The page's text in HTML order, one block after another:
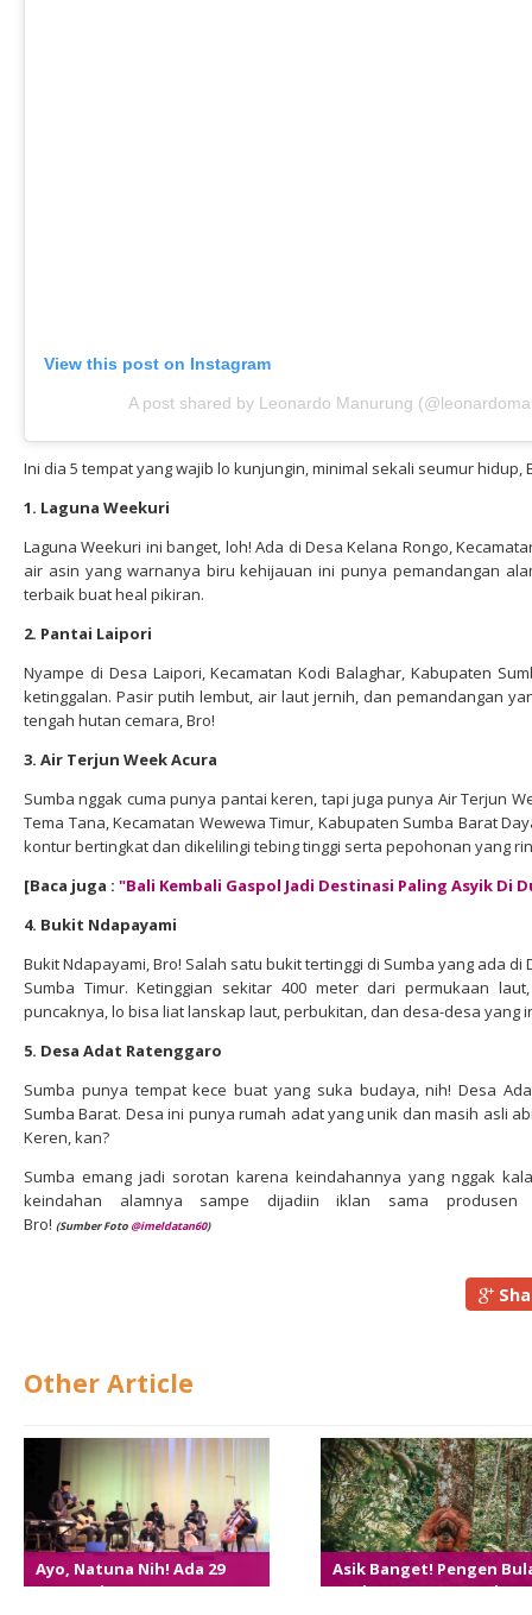
View this post on Instagram
A post shared by Leonardo Manurung
Ini dia 5 tempat yang wajib lo kunjungin, minimal sekali seumur hidup,
1. Laguna Weekuri
Laguna Weekuri ini banget, loh! Ada di Desa Kelana Rongo,
air asin yang warnanya biru kehijauan ini punya pemandangan
terbaik buat heal pikiran.
2. Pantai Laipori
Nyampe di Desa Laipori, Kecamatan Kodi Balaghar, Kabupaten
ketinggalan. Pasir putih lembut, air laut jernih, dan pemandangan
tengah hutan cemara, Bro!
3. Air Terjun Week Acura
Sumba nggak cuma punya pantai keren, tapi juga punya Air Terjun
Tema Tana, Kecamatan Wewewa Timur, Kabupaten Sumba Barat
kontur bertingkat dan dikelilingi tebing tinggi serta pepohonan yang
[Baca juga : "Bali Kembali Gaspol Jadi Destinasi Paling Asyik Di
4. Bukit Ndapayami
Bukit Ndapayami, Bro! Salah satu bukit tertinggi di Sumba yang ada
Sumba Timur. Ketinggian sekitar 400 meter dari permukaan
puncaknya, lo bisa liat lanskap laut, perbukitan, dan desa-desa yang
5. Desa Adat Ratenggaro
Sumba punya tempat kece buat yang suka budaya, nih! Desa
Sumba Barat. Desa ini punya rumah adat yang unik dan masih asli
Keren, kan?
Sumba emang jadi sorotan karena keindahannya yang nggak
keindahan alamnya sampe dijadiin iklan sama
Bro! (Sumber Foto @imeldatan60)
Other Article
Ayo, Natuna Nih! Ada 29
Event Wisata Seru Banget
Asik Banget! Pengen
Madu Yang Seru? Coba